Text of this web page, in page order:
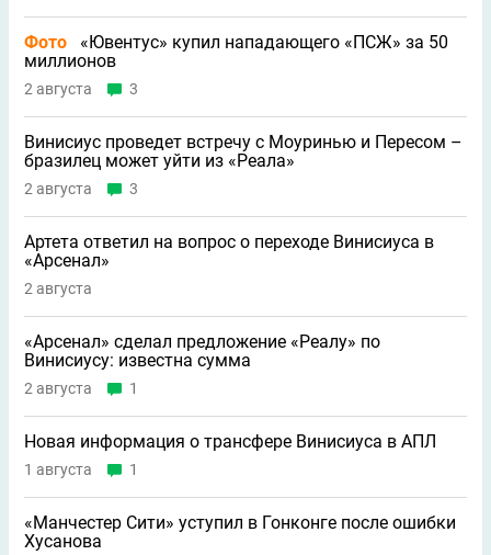
Фото
«Ювентус» купил нападающего «ПСЖ» за 50
миллионов
2 августа 3
Винисиус проведет встречу с Моуринью и Пересом –
бразилец может уйти из «Реала»
2 августа 3
Артета ответил на вопрос о переходе Винисиуса в
«Арсенал»
2 августа
«Арсенал» сделал предложение «Реалу» по
Винисиусу: известна сумма
2 августа 1
Новая информация о трансфере Винисиуса в АПЛ
1 августа 1
«Манчестер Сити» уступил в Гонконге после ошибки
Хусанова